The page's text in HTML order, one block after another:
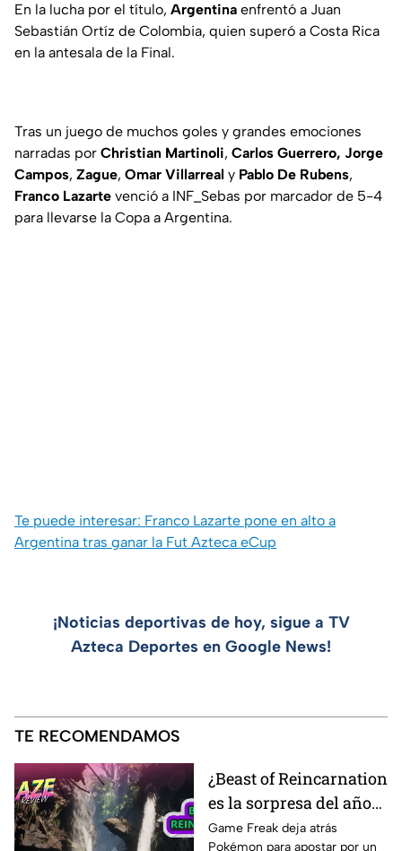
En la lucha por el título, Argentina enfrentó a Juan
Sebastián Ortíz de Colombia, quien superó a Costa Rica
en la antesala de la Final.
Tras un juego de muchos goles y grandes emociones
narradas por Christian Martinoli, Carlos Guerrero, Jorge
Campos, Zague, Omar Villarreal y Pablo De Rubens,
Franco Lazarte venció a INF_Sebas por marcador de 5-4
para llevarse la Copa a Argentina.
Te puede interesar: Franco Lazarte pone en alto a
Argentina tras ganar la Fut Azteca eCup
¡Noticias deportivas de hoy, sigue a TV
Azteca Deportes en Google News!
TE RECOMENDAMOS
¿Beast of Reincarnation
es la sorpresa del año? |
AZE Review
Game Freak deja atrás
Pokémon para apostar por un